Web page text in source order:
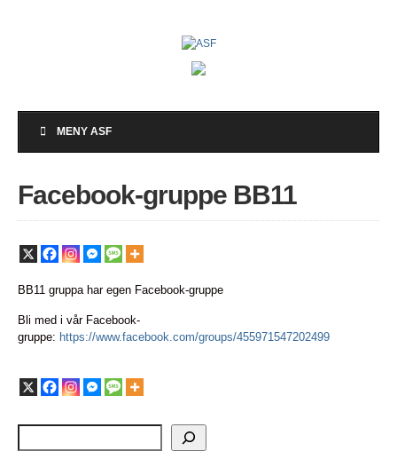
MENY ASF
Facebook-gruppe BB11
BB11 gruppa har egen Facebook-gruppe
Bli med i vår Facebook-
gruppe: https://www.facebook.com/groups/455971547202499